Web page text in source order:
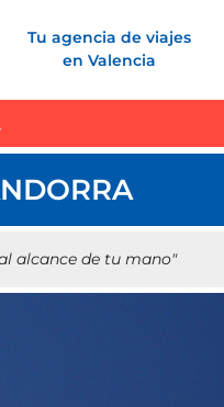
Tu agencia de viajes
en Valencia
alcance de tu mano"